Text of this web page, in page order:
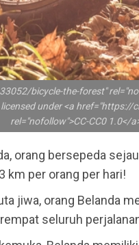
bicycle-the-forest"
licensed under <a
rel="nofollow">CC-CC0 1.0</
orang bersepeda
km per orang per hari!
jiwa, orang Belanda
seluruh